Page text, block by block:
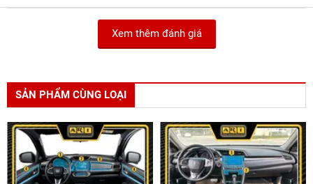
Xem thêm đánh giá
SẢN PHẨM CÙNG LOẠI